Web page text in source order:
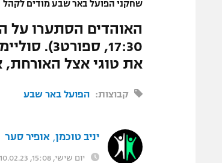
שחקני הפועל באר שבע מודים לקהל
האוהדים הסתערו על
17:30,
את טוגי אצל האורחת,
קבוצות: הפועל באר שבע
יניב טוכמן, אופיר סער
יום שישי, 15:08, 10.02.23